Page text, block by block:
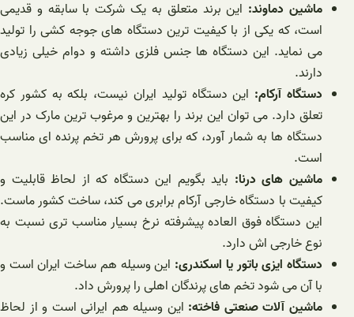
ماشین دماوند: این برند متعلق به یک شرکت با سابقه و قدیمی
است، که یکی از با کیفیت ترین دستگاه های جوجه کشی را تولید
می نماید. این دستگاه ها جنس فلزی داشته و دوام خیلی زیادی
دارند.
دستگاه آرکام: این دستگاه تولید ایران نیست، بلکه به کشور کره
تعلق دارد. می توان این برند را بهترین و مرغوب ترین مارک در این
دستگاه ها به شمار آورد، که برای پرورش هر تخم پرنده ای مناسب
است.
ماشین های درنا: باید بگویم این دستگاه که از لحاظ قابلیت و
کیفیت با دستگاه خارجی آرکام برابری می کند، ساخت کشور ماست.
این دستگاه فوق العاده پیشرفته نرخ بسیار مناسب تری نسبت به
نوع خارجی اش دارد.
دستگاه ایزی باتور یا اسکندری: این وسیله هم ساخت ایران است و
با آن می شود تخم های پرندگان اهلی را پرورش داد.
ماشین آلات صنعتی فاخته: این وسیله هم ایرانی است و از لحاظ